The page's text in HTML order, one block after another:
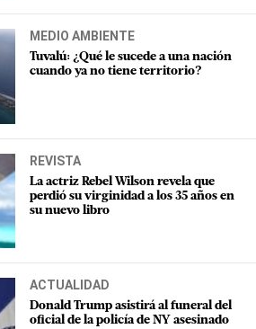
MEDIO AMBIENTE
Tuvalú: ¿Qué le sucede a una nación
cuando ya no tiene territorio?
REVISTA
La actriz Rebel Wilson revela que
perdió su virginidad a los 35 años en
su nuevo libro
ACTUALIDAD
Donald Trump asistirá al funeral del
oficial de la policía de NY asesinado